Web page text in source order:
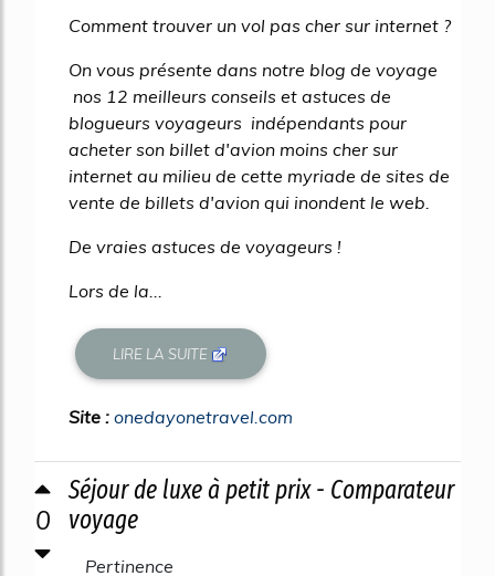
Comment trouver un vol pas cher sur internet ?
On vous présente dans notre blog de voyage
nos 12 meilleurs conseils et astuces de
blogueurs voyageurs indépendants pour
acheter son billet d'avion moins cher sur
internet au milieu de cette myriade de sites de
vente de billets d'avion qui inondent le web.
De vraies astuces de voyageurs !
Lors de la...
LIRE LA SUITE
Site : onedayonetravel.com
0
Séjour de luxe à petit prix - Comparateur
voyage
Pertinence